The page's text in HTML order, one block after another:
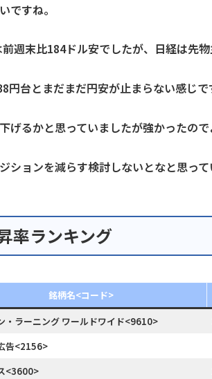
ですね。
週末比184ドル安でしたが、日経は先
円台とまだまだ円安が止まらない感じで
げるかと思っていましたが強かったので
ションを減らす検討しないとなと思っ
率ランキング
銘柄名<コード>
・ラーニング ワールドワイド<9610>
告<2156>
<3600>